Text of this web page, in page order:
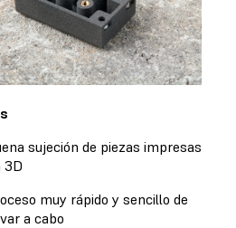
sujeción de piezas impresas
3D
muy rápido y sencillo de
a cabo